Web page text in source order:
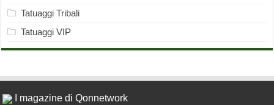
Tatuaggi Tribali
Tatuaggi VIP
I magazine di Qonnetwork